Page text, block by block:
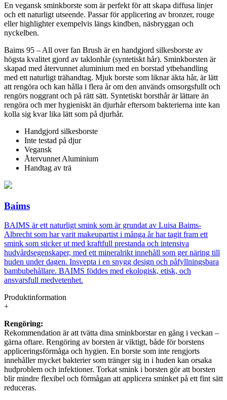
En vegansk sminkborste som är perfekt för att skapa diffusa linjer
och ett naturligt utseende. Passar för applicering av bronzer, rouge
eller highlighter exempelvis längs kindben, näsbryggan och
nyckelben.
Baims 95 – All over fan Brush är en handgjord silkesborste av
högsta kvalitet gjord av taklonhår (syntetiskt hår). Sminkborsten är
skapad med återvunnet aluminium med en borstad ytbehandling
med ett naturligt trähandtag. Mjuk borste som liknar äkta hår, är lätt
att rengöra och kan hålla i flera år om den används omsorgsfullt och
rengörs noggrant och på rätt sätt. Syntetiskt borsthår är lättare än
rengöra och mer hygieniskt än djurhår eftersom bakterierna inte kan
kolla sig kvar lika lätt som på djurhår.
Handgjord silkesborste
Inte testad på djur
Vegansk
Återvunnet Aluminium
Handtag av trä
Baims
BAIMS är ett naturligt smink som är grundat av Luisa Baims-
Albrecht som har varit makeupartist i många år har tagit fram ett
smink som sticker ut med kraftfull prestanda och intensiva
hudvårdsegenskaper, med ett mineralrikt innehåll som ger näring till
huden under dagen. Insvepta i en snygg design och påfyllningsbara
bambubehållare. BAIMS föddes med ekologisk, etisk, och
ansvarsfull medvetenhet.
Produktinformation
+
Rengöring:
Rekommendation är att tvätta dina sminkborstar en gång i veckan –
gärna oftare. Rengöring av borsten är viktigt, både för borstens
appliceringsförmåga och hygien. En borste som inte rengjorts
innehåller mycket bakterier som tränger sig in i huden kan orsaka
hudproblem och infektioner. Torkat smink i borsten gör att borsten
blir mindre flexibel och förmågan att applicera sminket på ett fint sätt
reduceras.